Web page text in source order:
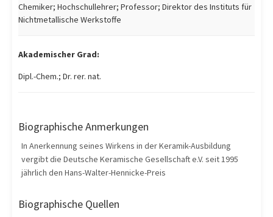
Chemiker; Hochschullehrer; Professor; Direktor des Instituts für
Nichtmetallische Werkstoffe
Akademischer Grad:
Dipl.-Chem.; Dr. rer. nat.
Biographische Anmerkungen
In Anerkennung seines Wirkens in der Keramik-Ausbildung
vergibt die Deutsche Keramische Gesellschaft e.V. seit 1995
jährlich den Hans-Walter-Hennicke-Preis
Biographische Quellen